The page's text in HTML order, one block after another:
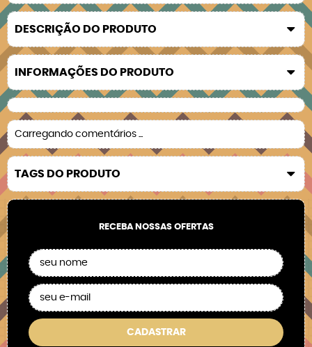
DESCRIÇÃO DO PRODUTO
INFORMAÇÕES DO PRODUTO
Carregando comentários ...
TAGS DO PRODUTO
RECEBA NOSSAS OFERTAS
CADASTRAR